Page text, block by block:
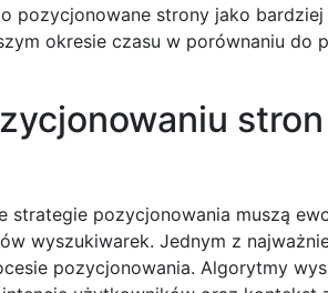
pozycjonowane strony jako
okresie czasu w porównaniu
strategie pozycjonowania muszą
wyszukiwarek. Jednym z
pozycjonowania. Algorytmy